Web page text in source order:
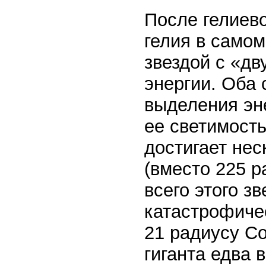
После
гелия в
звездой с
энергии.
выделения
ее
достигает
(вместо 225
всего этого
21 радиусу
гиганта